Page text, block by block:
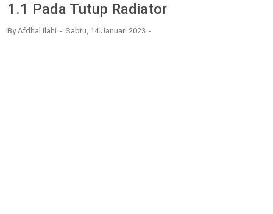
1.1 Pada Tutup Radiator
ByAfdhal Ilahi Sabtu, 14 Januari 2023